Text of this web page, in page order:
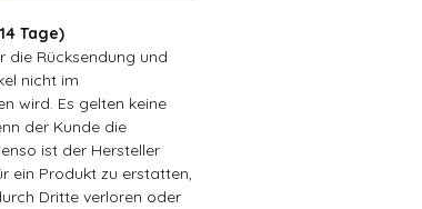
Tage)
die Rücksendung und
nicht im
wird. Es gelten keine
der Kunde die
ist der Hersteller
ein Produkt zu erstatten,
Dritte verloren oder